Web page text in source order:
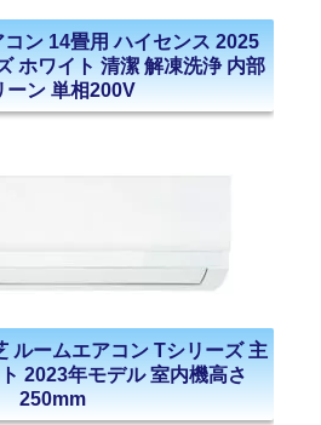
ン 14畳用 ハイセンス 2025
ホワイト 清潔 解凍洗浄 内部
ーン 単相200V
ルームエアコン Tシリーズ 主
2023年モデル 室内機高さ
250mm